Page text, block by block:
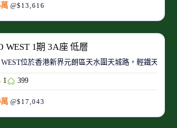
@$13,616
WEST 1期 3A座 低層
位於香港新界元朗區天水圍天城路，輕鐵天榮
1 399
@$17,043